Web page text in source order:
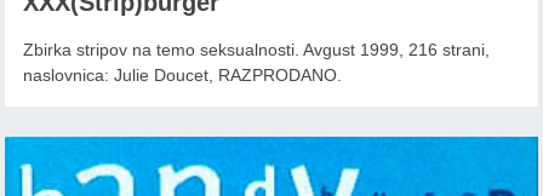
Zbirka stripov na temo seksualnosti. Avgust 1999, 216 strani,
naslovnica: Julie Doucet, RAZPRODANO.